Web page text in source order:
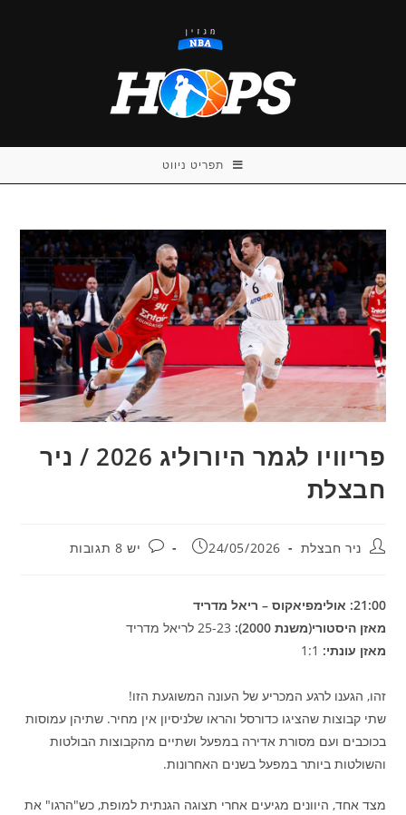
תפריט ניווט
פריוויו לגמר היורוליג 2026 / ניר
חבצלת
מחבר:ניר חבצלת פורסם:
24/05/2026 תגובות:
יש 8 תגובות
21:00: אולימפיאקוס – ריאל מדריד
מאזן היסטורי(משנת 2000):
מאזן עונתי:
זהו, הגענו לרגע המכריע של העונה המשוגעת הזו!
שתי קבוצות שהציגו כדורסל והראו שלניסיון אין מחיר. שתיהן עמוסות
בכוכבים ועם מסורת אדירה במפעל ושתיים מהקבוצות הבולטות
והשולטות ביותר במפעל בשנים האחרונות.
מצד אחד, היוונים מגיעים אחרי תצוגה הגנתית למופת, כש"הרגו" את